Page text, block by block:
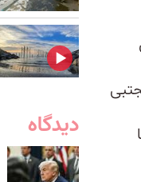
۲- کایل اسنایدر (آمریکا) ۳- مجتبی
دیدگاه